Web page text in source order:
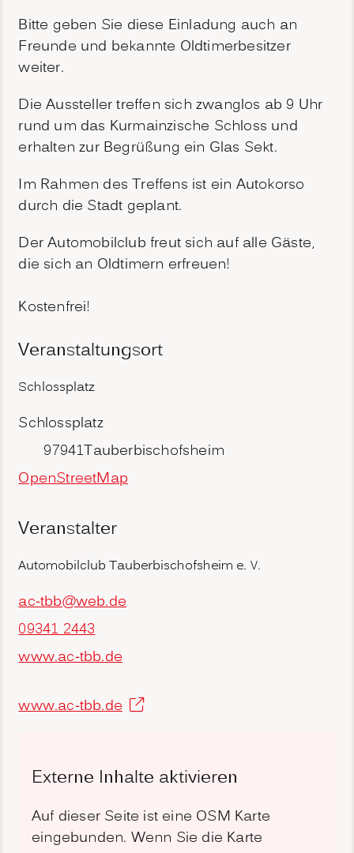
Bitte geben Sie diese Einladung auch an
Freunde und bekannte Oldtimerbesitzer
weiter.
Die Aussteller treffen sich zwanglos ab 9 Uhr
rund um das Kurmainzische Schloss und
erhalten zur Begrüßung ein Glas Sekt.
Im Rahmen des Treffens ist ein Autokorso
durch die Stadt geplant.
Der Automobilclub freut sich auf alle Gäste,
die sich an Oldtimern erfreuen!
Kostenfrei!
Veranstaltungsort
Schlossplatz
Schlossplatz
97941Tauberbischofsheim
OpenStreetMap
Veranstalter
Automobilclub Tauberbischofsheim e. V.
www.ac-tbb.de
ac-tbb@web.de
09341 2443
www.ac-tbb.de
Externe Inhalte aktivieren
Auf dieser Seite ist eine OSM Karte
eingebunden. Wenn Sie die Karte